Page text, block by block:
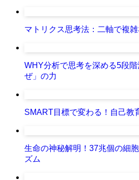
マトリクス思考法：二軸で複
WHY分析で思考を深める5段
ぜ」の力
SMART目標で変わる！自己教
生命の神秘解明！37兆個の細
ズム